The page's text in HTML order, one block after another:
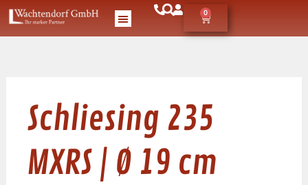
0
Schliesing 235
MXRS | Ø 19 cm